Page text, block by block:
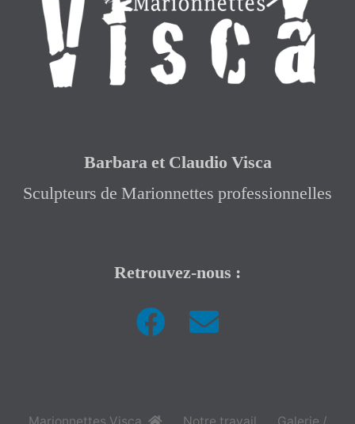
Barbara et Claudio Visca
Sculpteurs de Marionnettes professionnelles
Retrouvez-nous :